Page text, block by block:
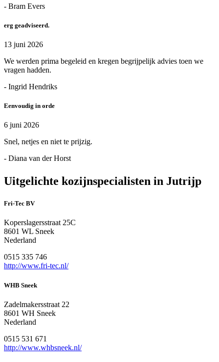
- Bram Evers
erg geadviseerd.
13 juni 2026
We werden prima begeleid en kregen begrijpelijk advies toen we
vragen hadden.
- Ingrid Hendriks
Eenvoudig in orde
6 juni 2026
Snel, netjes en niet te prijzig.
- Diana van der Horst
Uitgelichte kozijnspecialisten in Jutrijp
Fri-Tec BV
Koperslagersstraat 25C
8601 WL Sneek
Nederland
0515 335 746
http://www.fri-tec.nl/
WHB Sneek
Zadelmakersstraat 22
8601 WH Sneek
Nederland
0515 531 671
http://www.whbsneek.nl/